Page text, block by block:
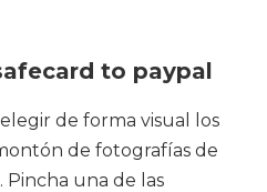
to paypal
de forma visual los
de fotografías de
. Pincha una de las